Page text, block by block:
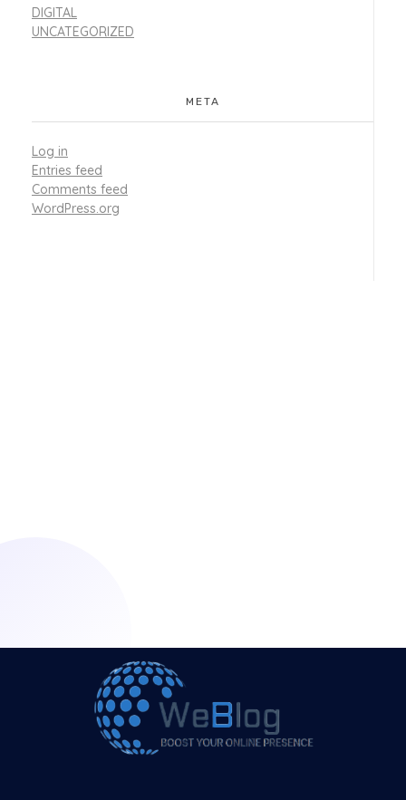
DIGITAL
UNCATEGORIZED
META
Log in
Entries feed
Comments feed
WordPress.org